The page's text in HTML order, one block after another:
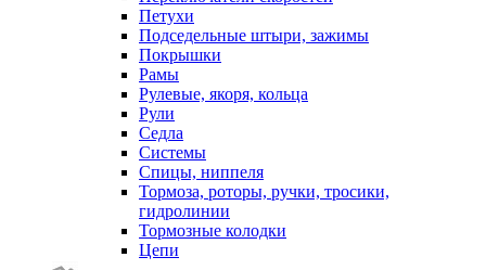
Петухи
Подседельные штыри, зажимы
Покрышки
Рамы
Рулевые, якоря, кольца
Рули
Седла
Системы
Спицы, ниппеля
Тормоза, роторы, ручки, тросики,
гидролинии
Тормозные колодки
Цепи